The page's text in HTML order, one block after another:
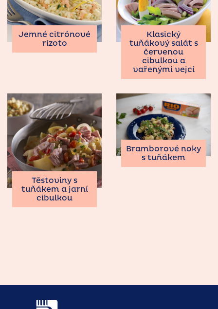
Jemné citrónové
rizoto
Klasický
tuňákový salát s
červenou
cibulkou a
vařenými vejci
Těstoviny s
tuňákem a jarní
cibulkou
Bramborové noky
s tuňákem